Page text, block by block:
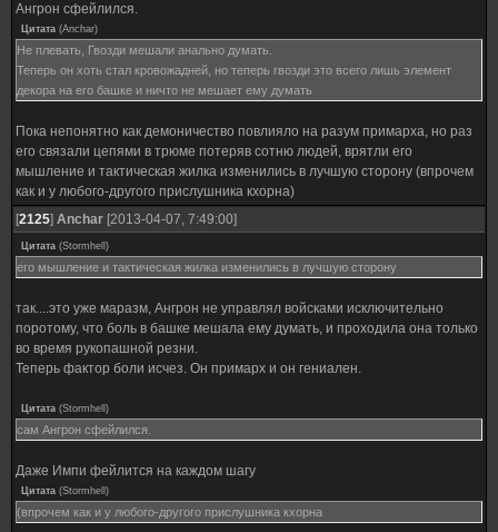
Ангрон сфейлился.
Цитата (Anchar)
Не плевать, Гвозди мешали анально думать.
Теперь он хоть стал кровожадней, но теперь гвозди это всего лишь элемент
декора на его башке и ничто не мешает ему думать
Пока непонятно как демоничество повлияло на разум примарха, но раз
его связали цепями в трюме потеряв сотню людей, врятли его
мышление и тактическая жилка изменились в лучшую сторону (впрочем
как и у любого-другого прислушника кхорна)
[2125] Anchar [2013-04-07, 7:49:00]
Цитата (Stormhell )
его мышление и тактическая жилка изменились в лучшую сторону
так....это уже маразм, Ангрон не управлял войсками исключительно
поротому, что боль в башке мешала ему думать, и проходила она только
во время рукопашной резни.
Теперь фактор боли исчез. Он примарх и он гениален.
Цитата (Stormhell )
сам Ангрон сфейлился.
Даже Импи фейлится на каждом шагу
Цитата (Stormhell )
(впрочем как и у любого-другого прислушника кхорна